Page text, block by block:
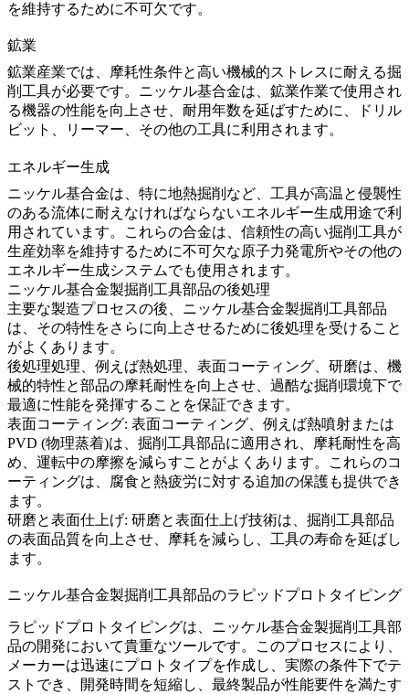
を維持するために不可欠です。
鉱業
鉱業産業では、摩耗性条件と高い機械的ストレスに耐える掘
削工具が必要です。ニッケル基合金は、鉱業作業で使用され
る機器の性能を向上させ、耐用年数を延ばすために、ドリル
ビット、リーマー、その他の工具に利用されます。
エネルギー生成
ニッケル基合金は、特に地熱掘削など、工具が高温と侵襲性
のある流体に耐えなければならないエネルギー生成用途で利
用されています。これらの合金は、信頼性の高い掘削工具が
生産効率を維持するために不可欠な原子力発電所やその他の
エネルギー生成システムでも使用されます。
ニッケル基合金製掘削工具部品の後処理
主要な製造プロセスの後、ニッケル基合金製掘削工具部品
は、その特性をさらに向上させるために後処理を受けること
がよくあります。
後処理処理 、例えば熱処理 、表面コーティング、研磨は、 機
械的特性と部品の摩耗耐性を向上させ、過酷な掘削環境下で
最適に性能を発揮することを保証できます。
表面コーティング: 表面コーティング、例えば熱噴射または
PVD (物理蒸着)は、掘削工具部品に適用され、摩耗耐性を高
め、運転中の摩擦を減らすことがよくあります。これらのコ
ーティングは、腐食と熱疲労に対する追加の保護も提供でき
ます。
研磨と表面仕上げ: 研磨と表面仕上げ技術は、掘削工具部品
の表面品質を向上させ、摩耗を減らし、工具の寿命を延ばし
ます。
ニッケル基合金製掘削工具部品のラピッドプロトタイピング
ラピッドプロトタイピングは、 ニッケル基合金製掘削工具部
品の開発において貴重なツールです。このプロセスにより、
メーカーは迅速にプロトタイプを作成し、実際の条件下でテ
ストでき、開発時間を短縮し、最終製品が性能要件を満たす